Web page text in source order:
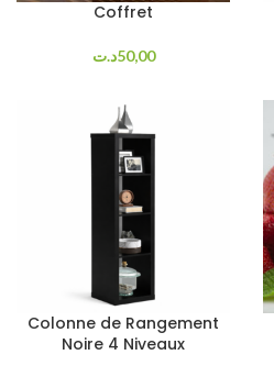
Coffret
50,00د.ت
Colonne de Rangement
Noire 4 Niveaux